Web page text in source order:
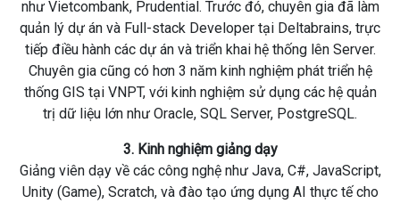
như Vietcombank, Prudential. Trước đó, chuyên gia đã làm
quản lý dự án và Full-stack Developer tại Deltabrains, trực
tiếp điều hành các dự án và triển khai hệ thống lên Server.
Chuyên gia cũng có hơn 3 năm kinh nghiệm phát triển hệ
thống GIS tại VNPT, với kinh nghiệm sử dụng các hệ quản
trị dữ liệu lớn như Oracle, SQL Server, PostgreSQL.
3. Kinh nghiệm giảng dạy
Giảng viên dạy về các công nghệ như Java, C#, JavaScript,
Unity (Game), Scratch, và đào tạo ứng dụng AI thực tế cho